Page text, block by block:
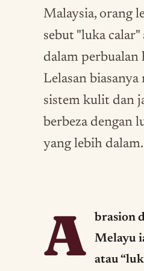
Malaysia, orang
sebut "luka calar"
dalam perbualan
Lelasan
sistem kulit dan
berbeza dengan
yang lebih dalam.
A
brasion
Melayu
atau